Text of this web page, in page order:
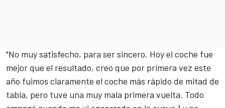
"No muy satisfecho, para ser sincero. Hoy el coche fue
mejor que el resultado, creo que por primera vez este
año fuimos claramente el coche más rápido de mitad de
tabla, pero tuve una muy mala primera vuelta. Todo